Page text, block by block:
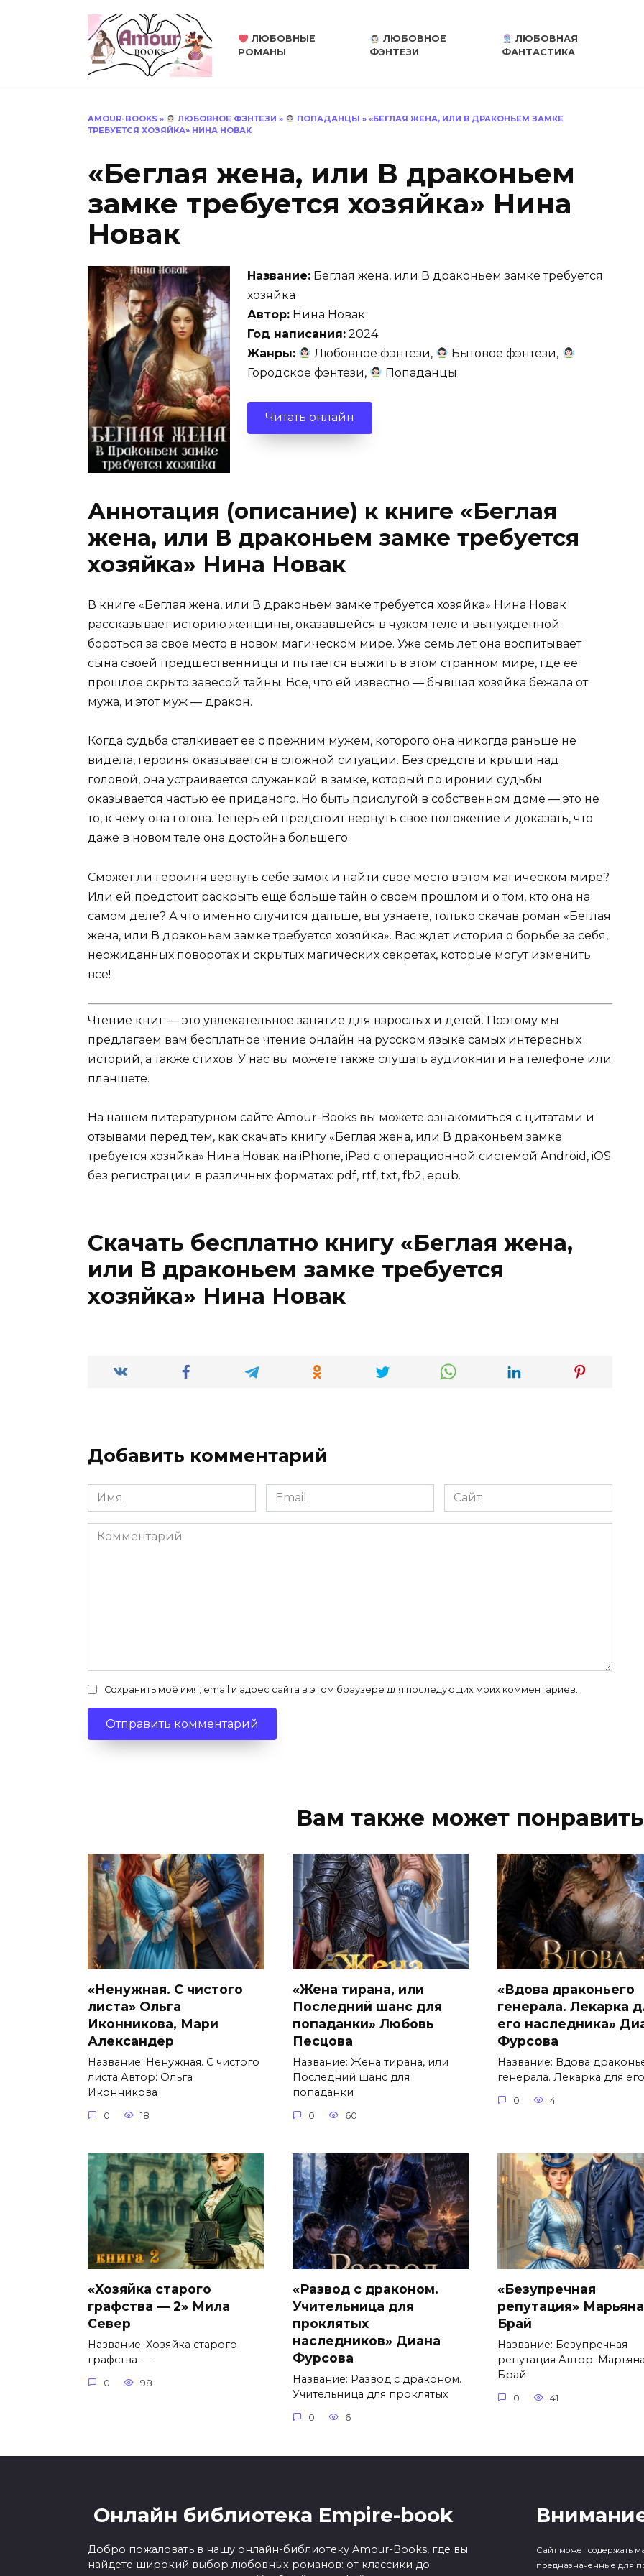
ЛЮБОВНЫЕ
РОМАНЫ
ЛЮБОВНОЕ
ФЭНТЕЗИ
ЛЮБОВНАЯ
ФАНТАСТИКА
AMOUR-BOOKS » ЛЮБОВНОЕ ФЭНТЕЗИ » ПОПАДАНЦЫ » «БЕГЛАЯ ЖЕНА, ИЛИ В ДРАКОНЬЕМ ЗАМКЕ
ТРЕБУЕТСЯ ХОЗЯЙКА» НИНА НОВАК
«Беглая жена, или В драконьем
замке требуется хозяйка» Нина
Новак
Название: Беглая жена, или В драконьем замке требуется
хозяйка
Автор: Нина Новак
Год написания: 2024
Жанры:
Любовное фэнтези,
Бытовое фэнтези,
Городское фэнтези,
Попаданцы
Читать онлайн
Аннотация (описание) к книге «Беглая
жена, или В драконьем замке требуется
хозяйка» Нина Новак
В книге «Беглая жена, или В драконьем замке требуется хозяйка» Нина Новак
рассказывает историю женщины, оказавшейся в чужом теле и вынужденной
бороться за свое место в новом магическом мире. Уже семь лет она воспитывает
сына своей предшественницы и пытается выжить в этом странном мире, где ее
прошлое скрыто завесой тайны. Все, что ей известно — бывшая хозяйка бежала от
мужа, и этот муж — дракон.
Когда судьба сталкивает ее с прежним мужем, которого она никогда раньше не
видела, героиня оказывается в сложной ситуации. Без средств и крыши над
головой, она устраивается служанкой в замке, который по иронии судьбы
оказывается частью ее приданого. Но быть прислугой в собственном доме — это не
то, к чему она готова. Теперь ей предстоит вернуть свое положение и доказать, что
даже в новом теле она достойна большего.
Сможет ли героиня вернуть себе замок и найти свое место в этом магическом мире?
Или ей предстоит раскрыть еще больше тайн о своем прошлом и о том, кто она на
самом деле? А что именно случится дальше, вы узнаете, только скачав роман «Беглая
жена, или В драконьем замке требуется хозяйка». Вас ждет история о борьбе за себя,
неожиданных поворотах и скрытых магических секретах, которые могут изменить
все!
Чтение книг — это увлекательное занятие для взрослых и детей. Поэтому мы
предлагаем вам бесплатное чтение онлайн на русском языке самых интересных
историй, а также стихов. У нас вы можете также слушать аудиокниги на телефоне или
планшете.
На нашем литературном сайте Amour-Books вы можете ознакомиться с цитатами и
отзывами перед тем, как скачать книгу «Беглая жена, или В драконьем замке
требуется хозяйка» Нина Новак на iPhone, iPad с операционной системой Android, iOS
без регистрации в различных форматах: pdf, rtf, txt, fb2, epub.
Скачать бесплатно книгу «Беглая жена,
или В драконьем замке требуется
хозяйка» Нина Новак
Добавить комментарий
Имя
*
Email
*
Сайт
Комментарий
Сохранить моё имя, email и адрес сайта в этом браузере для последующих моих комментариев.
Вам также может
«Ненужная. С чистого
листа» Ольга
Иконникова, Мари
Александер
Название: Ненужная. С чистого
листа Автор: Ольга
Иконникова
0 18
«Жена тирана, или
Последний шанс для
попаданки» Любовь
Песцова
Название: Жена тирана, или
Последний шанс для
попаданки
0 60
«Вдова драконьего
генерала. Лекарка
его наследника»
Фурсова
Название: Вдова
генерала. Лекарка для его
0 4
«Хозяйка старого
графства — 2» Мила
Север
Название: Хозяйка старого
графства —
0 98
«Развод с драконом.
Учительница для
проклятых
наследников» Диана
Фурсова
Название: Развод с драконом.
Учительница для проклятых
0 6
«Безупречная
репутация» Марьяна
Брай
Название: Безупречная
репутация Автор:
Брай
0 41
Онлайн библиотека Empire-book
Добро пожаловать в нашу онлайн-библиотеку Amour-Books, где вы
найдете широкий выбор любовных романов: от классики до
Сайт может содержать
предназначенные для